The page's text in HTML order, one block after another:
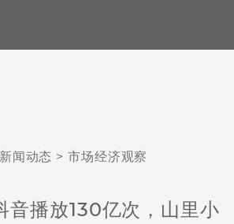
新闻动态 > 市场经济观察
音播放130亿次，山里小